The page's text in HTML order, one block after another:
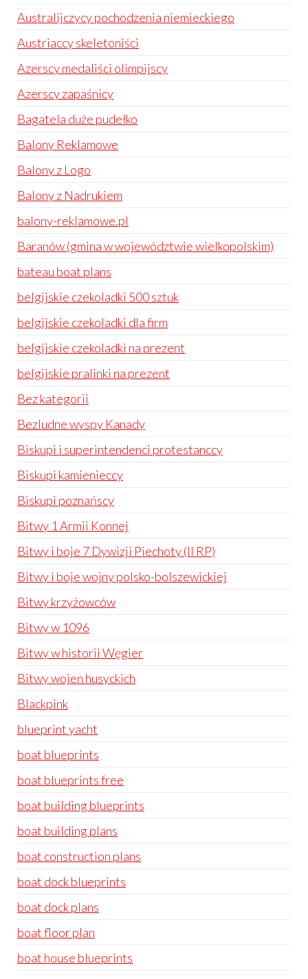
Australijczycy pochodzenia niemieckiego
Austriaccy skeletoniści
Azerscy medaliści olimpijscy
Azerscy zapaśnicy
Bagatela duże pudełko
Balony Reklamowe
Balony z Logo
Balony z Nadrukiem
balony-reklamowe.pl
Baranów (gmina w województwie wielkopolskim)
bateau boat plans
belgijskie czekoladki 500 sztuk
belgijskie czekoladki dla firm
belgijskie czekoladki na prezent
belgijskie pralinki na prezent
Bez kategorii
Bezludne wyspy Kanady
Biskupi i superintendenci protestanccy
Biskupi kamienieccy
Biskupi poznańscy
Bitwy 1 Armii Konnej
Bitwy i boje 7 Dywizji Piechoty (II RP)
Bitwy i boje wojny polsko-bolszewickiej
Bitwy krzyżowców
Bitwy w 1096
Bitwy w historii Węgier
Bitwy wojen husyckich
Blackpink
blueprint yacht
boat blueprints
boat blueprints free
boat building blueprints
boat building plans
boat construction plans
boat dock blueprints
boat dock plans
boat floor plan
boat house blueprints